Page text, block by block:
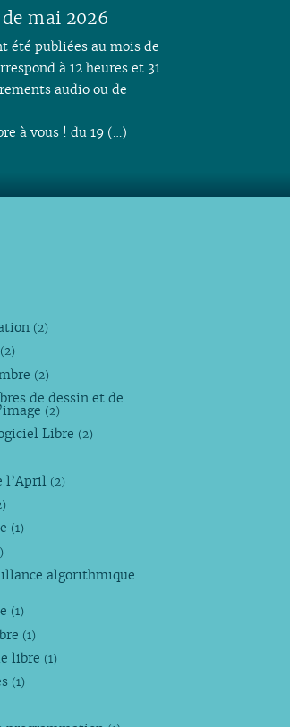
mai 2026
été publiées au mois de
à 12 heures et 31
audio ou de
à vous ! du 19 (…)
(2)
(2)
(2)
de dessin et de
(2)
Libre (2)
l’April (2)
(1)
algorithmique
(1)
(1)
libre (1)
(1)